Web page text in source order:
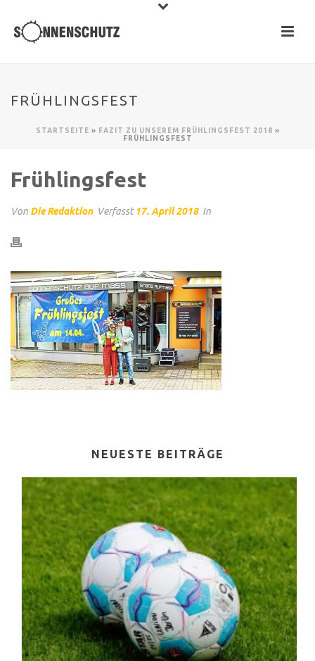
FRÜHLINGSFEST
STARTSEITE » FAZIT ZU UNSEREM FRÜHLINGSFEST 2018 »
FRÜHLINGSFEST
Frühlingsfest
Von Die Redaktion Verfasst17. April 2018 In
NEUESTE BEITRÄGE